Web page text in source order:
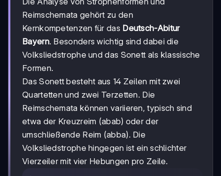
Reimschemata gehört zu den
Kernkompetenzen für das Deutsch-Abitur
Bayern. Besonders wichtig sind dabei die
Volksliedstrophe und das Sonett als klassische
Formen.
Das Sonett besteht aus 14 Zeilen mit zwei
Quartetten und zwei Terzetten. Die
Reimschemata können variieren, typisch sind
etwa der Kreuzreim (abab) oder der
umschließende Reim (abba). Die
Volksliedstrophe hingegen ist ein schlichter
Vierzeiler mit vier Hebungen pro Zeile.